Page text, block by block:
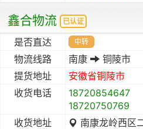
鑫合物流 已认证
是否直达 中转
物流线路 南康
铜陵市
提货地址
安徽省铜陵市
收货电话
18720854647
18720750769
收货地址
南康龙岭西区